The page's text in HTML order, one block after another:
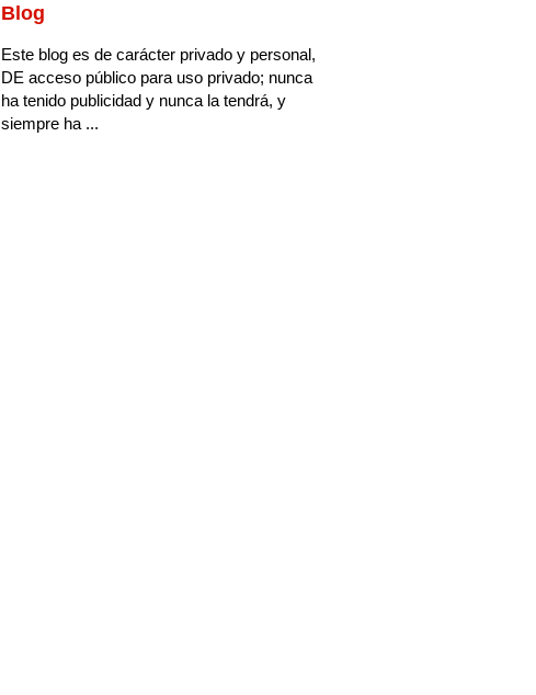
Blog
Este blog es de carácter privado y personal,
DE acceso público para uso privado; nunca
ha tenido publicidad y nunca la tendrá, y
siempre ha ...